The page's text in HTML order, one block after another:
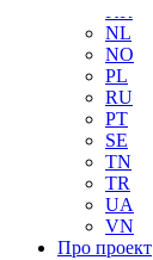
KR
NL
NO
PL
RU
PT
SE
TN
TR
UA
VN
Про проект